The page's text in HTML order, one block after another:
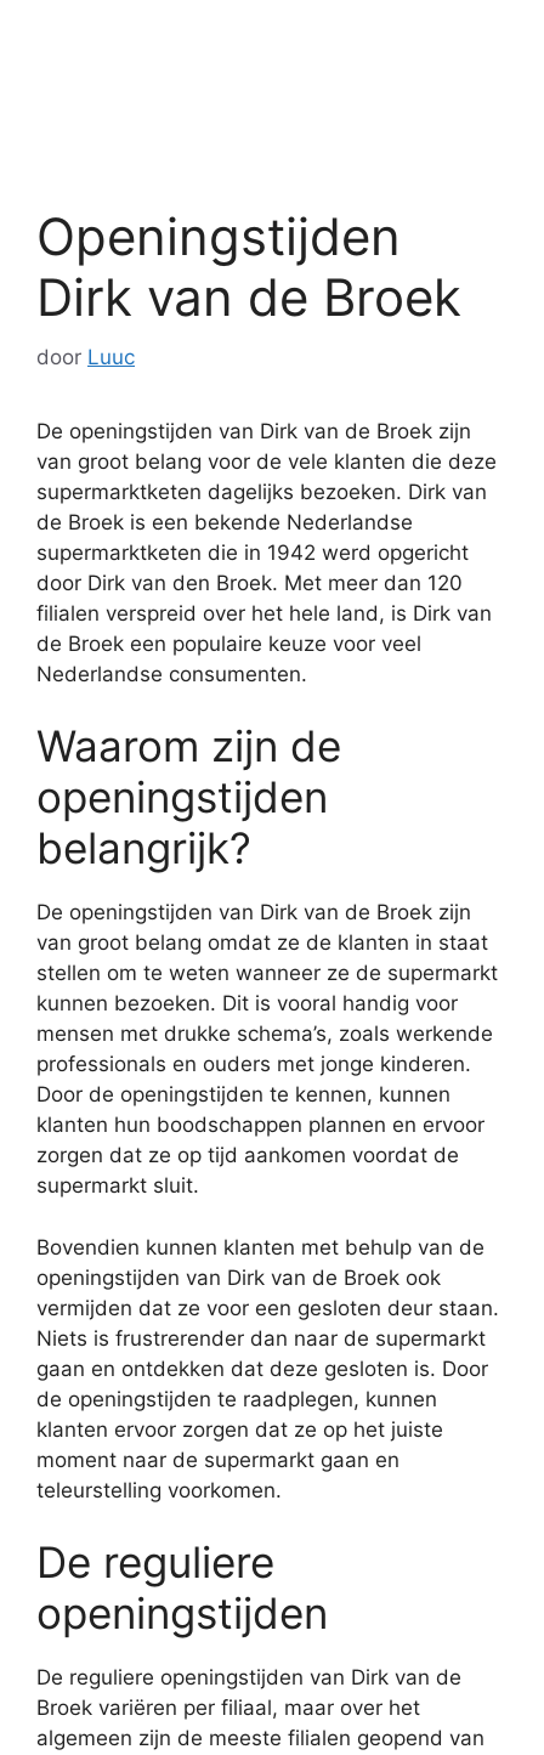
Openingstijden
Dirk van de Broek
door Luuc
De openingstijden van Dirk van de Broek zijn
van groot belang voor de vele klanten die deze
supermarktketen dagelijks bezoeken. Dirk van
de Broek is een bekende Nederlandse
supermarktketen die in 1942 werd opgericht
door Dirk van den Broek. Met meer dan 120
filialen verspreid over het hele land, is Dirk van
de Broek een populaire keuze voor veel
Nederlandse consumenten.
Waarom zijn de
openingstijden
belangrijk?
De openingstijden van Dirk van de Broek zijn
van groot belang omdat ze de klanten in staat
stellen om te weten wanneer ze de supermarkt
kunnen bezoeken. Dit is vooral handig voor
mensen met drukke schema’s, zoals werkende
professionals en ouders met jonge kinderen.
Door de openingstijden te kennen, kunnen
klanten hun boodschappen plannen en ervoor
zorgen dat ze op tijd aankomen voordat de
supermarkt sluit.
Bovendien kunnen klanten met behulp van de
openingstijden van Dirk van de Broek ook
vermijden dat ze voor een gesloten deur staan.
Niets is frustrerender dan naar de supermarkt
gaan en ontdekken dat deze gesloten is. Door
de openingstijden te raadplegen, kunnen
klanten ervoor zorgen dat ze op het juiste
moment naar de supermarkt gaan en
teleurstelling voorkomen.
De reguliere
openingstijden
De reguliere openingstijden van Dirk van de
Broek variëren per filiaal, maar over het
algemeen zijn de meeste filialen geopend van